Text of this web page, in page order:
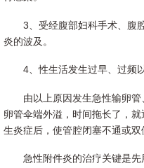
3、受经腹部妇科手术、腹
炎的波及。
4、性生活发生过早、过频
由以上原因发生急性输卵
卵管伞端外溢，时间拖长了，
生炎症后，使管腔闭塞不通或双
急性附件炎的治疗关键是